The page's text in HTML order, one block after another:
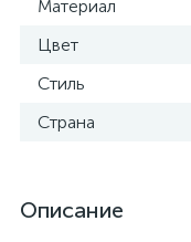
Материал
Цвет
Стиль
Страна
Описание